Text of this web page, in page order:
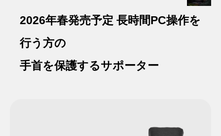
2026年春発売予定 長時間PC操作を
行う方の
手首を保護するサポーター